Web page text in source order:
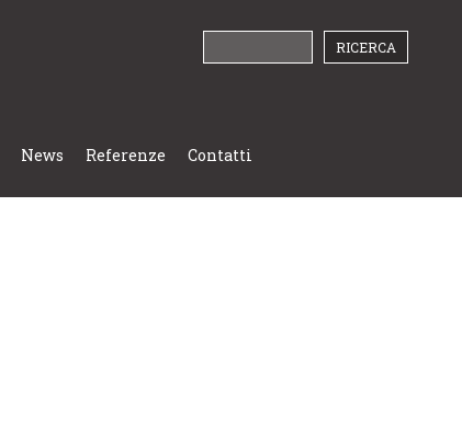
News Referenze Contatti